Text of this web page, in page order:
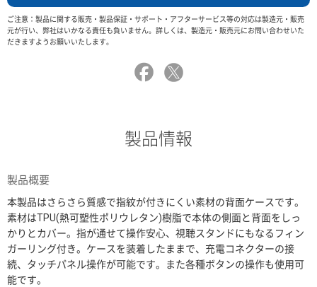
ご注意：製品に関する販売・製品保証・サポート・アフターサービス等の対応は製造元・販売
元が行い、弊社はいかなる責任も負いません。詳しくは、製造元・販売元にお問い合わせいた
だきますようお願いいたします。
製品情報
製品概要
本製品はさらさら質感で指紋が付きにくい素材の背面ケースです。
素材はTPU(熱可塑性ポリウレタン)樹脂で本体の側面と背面をしっ
かりとカバー。指が通せて操作安心、視聴スタンドにもなるフィン
ガーリング付き。ケースを装着したままで、充電コネクターの接
続、タッチパネル操作が可能です。また各種ボタンの操作も使用可
能です。